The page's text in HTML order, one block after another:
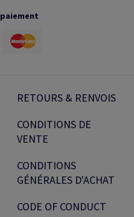
RETOURS & RENVOIS
CONDITIONS DE
VENTE
CONDITIONS
GÉNÉRALES D'ACHAT
CODE OF CONDUCT